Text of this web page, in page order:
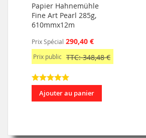
Papier Hahnemühle
Fine Art Pearl 285g,
610mmx12m
Prix Spécial 290,40 €
Prix public TTC: 348,48 €
Ajouter au panier